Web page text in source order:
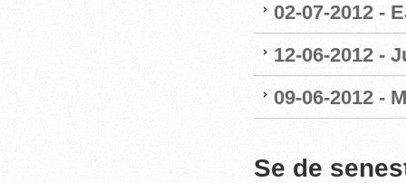
02-07-2012 -
12-06-2012 -
09-06-2012 -
Se de